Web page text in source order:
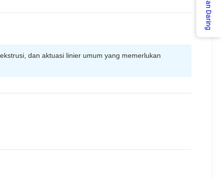
dan aktuasi linier umum yang memerlukan